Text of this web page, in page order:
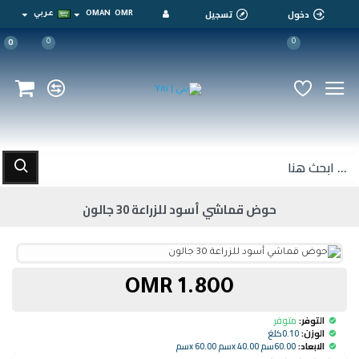
دخول تسجيل OMR
OMAN عربي
0
0
0
حوض قماشي أسود للزراعة 30 جالون
التوفر: متوفر
الوزن:0.10كلغ
الابعاد:60.00سم x 40.00سم x 60.00سم
1.800 OMR